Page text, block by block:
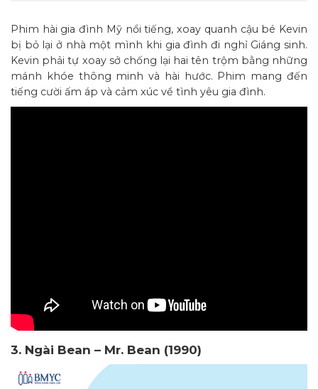
Phim hài gia đình Mỹ nổi tiếng, xoay quanh cậu bé Kevin
bị bỏ lại ở nhà một mình khi gia đình đi nghỉ Giáng sinh.
Kevin phải tự xoay sở chống lại hai tên trộm bằng những
mánh khóe thông minh và hài hước. Phim mang đến
tiếng cười ấm áp và cảm xúc về tình yêu gia đình.
3. Ngài Bean – Mr. Bean (1990)